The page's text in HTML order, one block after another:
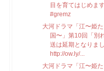
目を育てはじめます
#gremz
大河ドラマ「江〜姫
国〜」第10回「別
送は延期となりま
http://ow.ly/...
大河ドラマ「江〜姫